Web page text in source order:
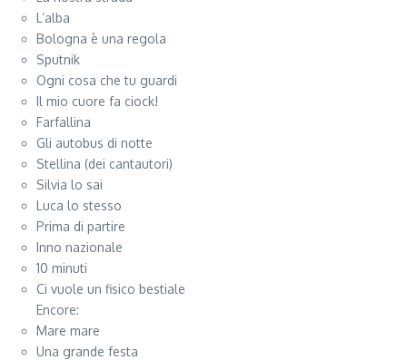
L’alba
Bologna è una regola
Sputnik
Ogni cosa che tu guardi
Il mio cuore fa ciock!
Farfallina
Gli autobus di notte
Stellina (dei cantautori)
Silvia lo sai
Luca lo stesso
Prima di partire
Inno nazionale
10 minuti
Ci vuole un fisico bestiale
Encore:
Mare mare
Una grande festa